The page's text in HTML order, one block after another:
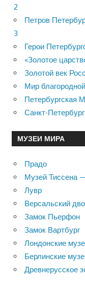
2
Петров
3
Герои
«Золотое
Золотой век
Мир
Петербургская
Санкт-Петербург
МУЗЕИ МИРА
Прадо
Музей Тиссена
Лувр
Версальский
Замок Пьерфон
Замок Вартбург
Лондонские
Берлинские
Древнерусское